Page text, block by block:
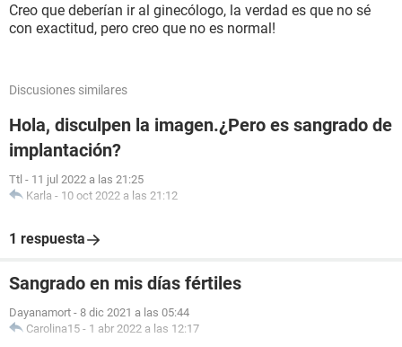
Creo que deberían ir al ginecólogo, la verdad es que no sé
con exactitud, pero creo que no es normal!
Discusiones similares
Hola, disculpen la imagen.¿Pero es sangrado de
implantación?
Ttl - 11 jul 2022 a las 21:25
Karla - 10 oct 2022 a las 21:12
1 respuesta
Sangrado en mis días fértiles
Dayanamort - 8 dic 2021 a las 05:44
Carolina15 - 1 abr 2022 a las 12:17